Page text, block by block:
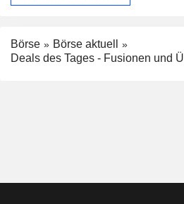
Börse
Börse aktuell
Deals des Tages - Fusionen und